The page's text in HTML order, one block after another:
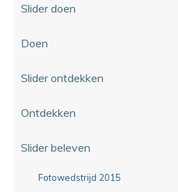
Slider doen
Doen
Slider ontdekken
Ontdekken
Slider beleven
Fotowedstrijd 2015